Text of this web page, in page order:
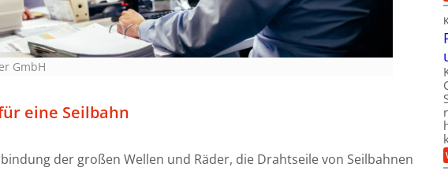
GmbH
eine Seilbahn
der großen Wellen und Räder, die Drahtseile von Seilbahnen